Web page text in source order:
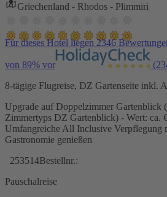
Griechenland - Rhodos - Plimmiri
Für dieses Hotel liegen 2346
von 89% vor
8-tägige Flugreise, DZ Gartenseite inkl.
Upgrade auf Doppelzimmer Gartenblick
Zimmertyps DZ Gartenblick) - Wert: ca.
Umfangreiche All Inclusive Verpflegung
Gastronomie genießen
253514Bestellnr.:
Pauschalreise